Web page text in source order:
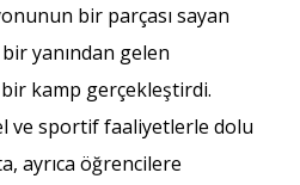
bir parçası sayan
yanından gelen
kamp gerçekleştirdi.
ve sportif faaliyetlerle dolu
ayrıca öğrencilere